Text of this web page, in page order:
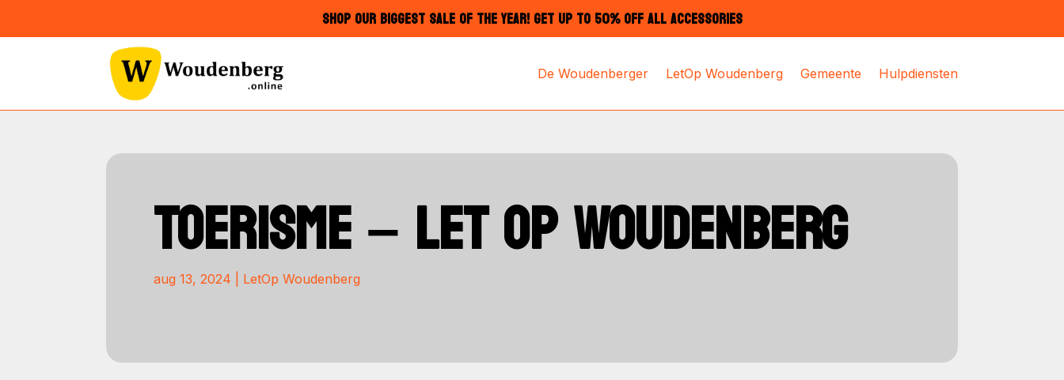
SHOP OUR BIGGEST SALE OF THE YEAR! GET UP TO 50% OFF ALL ACCESSORIES
De Woudenberger LetOp Woudenberg Gemeente Hulpdiensten
TOERISME – LET OP WOUDENBERG
aug 13, 2024 LetOp Woudenberg